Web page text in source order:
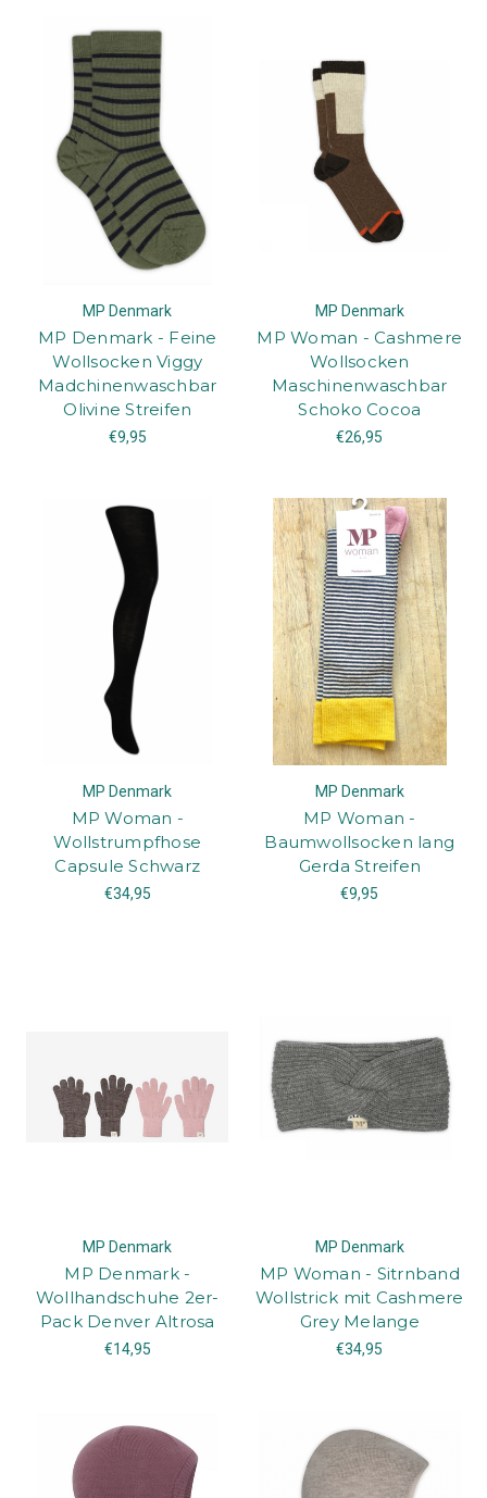
MP Denmark
MP Denmark - Feine
Wollsocken Viggy
Madchinenwaschbar
Olivine Streifen
€9,95
MP Denmark
MP Woman - Cashmere
Wollsocken
Maschinenwaschbar
Schoko Cocoa
€26,95
MP Denmark
MP Woman -
Wollstrumpfhose
Capsule Schwarz
€34,95
MP Denmark
MP Woman -
Baumwollsocken lang
Gerda Streifen
€9,95
MP Denmark
MP Denmark -
Wollhandschuhe 2er-
Pack Denver Altrosa
€14,95
MP Denmark
MP Woman - Sitrnband
Wollstrick mit Cashmere
Grey Melange
€34,95